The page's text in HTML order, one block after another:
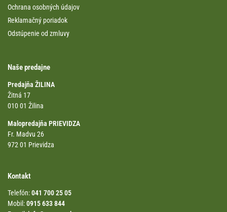
Ochrana osobných údajov
Reklamačný poriadok
Odstúpenie od zmluvy
Naše predajne
Predajňa ŽILINA
Žitná 17
010 01 Žilina
Malopredajňa PRIEVIDZA
Fr. Madvu 26
972 01 Prievidza
Kontakt
Telefón:041 700 25 05
Mobil:0915 633 844